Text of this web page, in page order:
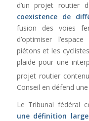
d’un projet routier
coexistence de
fusion des voies
d’optimiser
piétons et les
plaide pour une
projet routier
Conseil en défend
Le Tribunal fédéral
une définition